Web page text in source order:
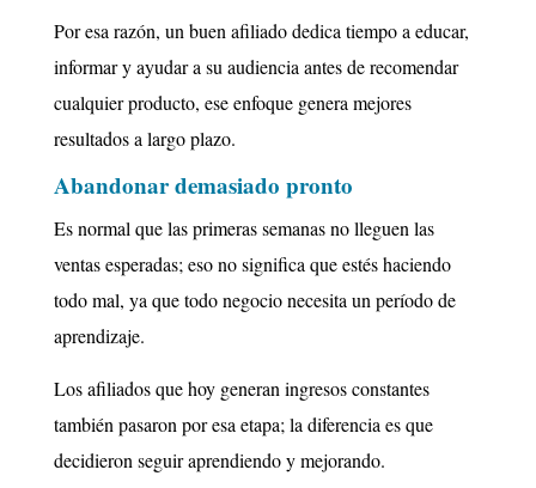
Por esa razón, un buen afiliado dedica tiempo a educar,
informar y ayudar a su audiencia antes de recomendar
cualquier producto, ese enfoque genera mejores
resultados a largo plazo.
Abandonar demasiado pronto
Es normal que las primeras semanas no lleguen las
ventas esperadas; eso no significa que estés haciendo
todo mal, ya que todo negocio necesita un período de
aprendizaje.
Los afiliados que hoy generan ingresos constantes
también pasaron por esa etapa; la diferencia es que
decidieron seguir aprendiendo y mejorando.